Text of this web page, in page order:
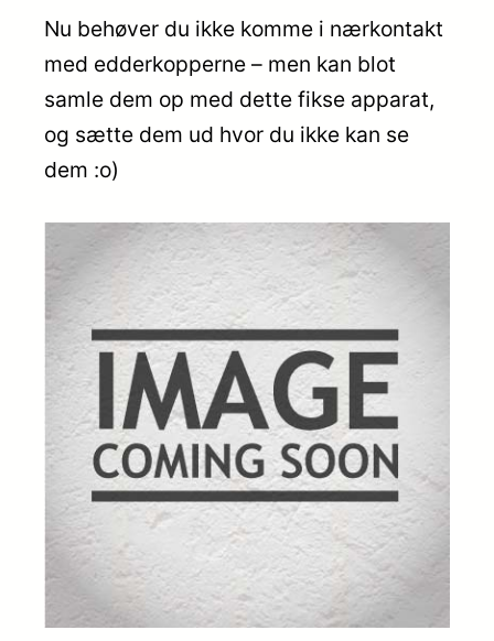
Nu behøver du ikke komme i nærkontakt
med edderkopperne – men kan blot
samle dem op med dette fikse apparat,
og sætte dem ud hvor du ikke kan se
dem :o)